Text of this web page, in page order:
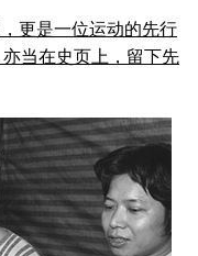
更是一位运动的先行
当在史页上，留下先